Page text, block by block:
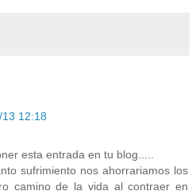
12:18
esta entrada en tu blog.....
sufrimiento nos ahorrariamos los
camino de la vida al contraer en